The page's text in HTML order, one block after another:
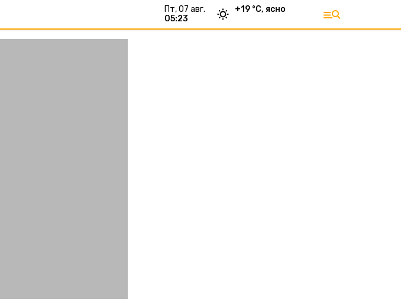
пт, 07 авг.
05:23
+19 °С, ясно